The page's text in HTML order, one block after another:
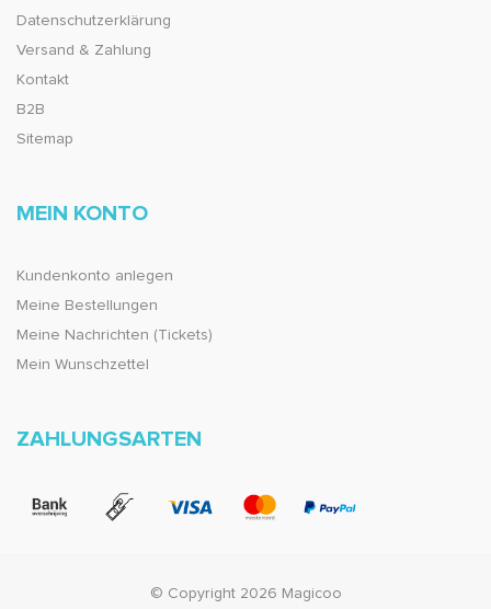
Datenschutzerklärung
Versand & Zahlung
Kontakt
B2B
Sitemap
MEIN KONTO
Kundenkonto anlegen
Meine Bestellungen
Meine Nachrichten (Tickets)
Mein Wunschzettel
ZAHLUNGSARTEN
© Copyright 2026 Magicoo